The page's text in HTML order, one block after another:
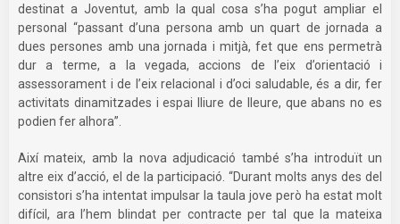
destinat a Joventut, amb la qual cosa s’ha pogut ampliar el
personal “passant d’una persona amb un quart de jornada a
dues persones amb una jornada i mitjà, fet que ens permetrà
dur a terme, a la vegada, accions de l’eix d’orientació i
assessorament i de l’eix relacional i d’oci saludable, és a dir, fer
activitats dinamitzades i espai lliure de lleure, que abans no es
podien fer alhora”.
Així mateix, amb la nova adjudicació també s’ha introduït un
altre eix d’acció, el de la participació. “Durant molts anys des del
consistori s’ha intentat impulsar la taula jove però ha estat molt
difícil, ara l’hem blindat per contracte per tal que la mateixa